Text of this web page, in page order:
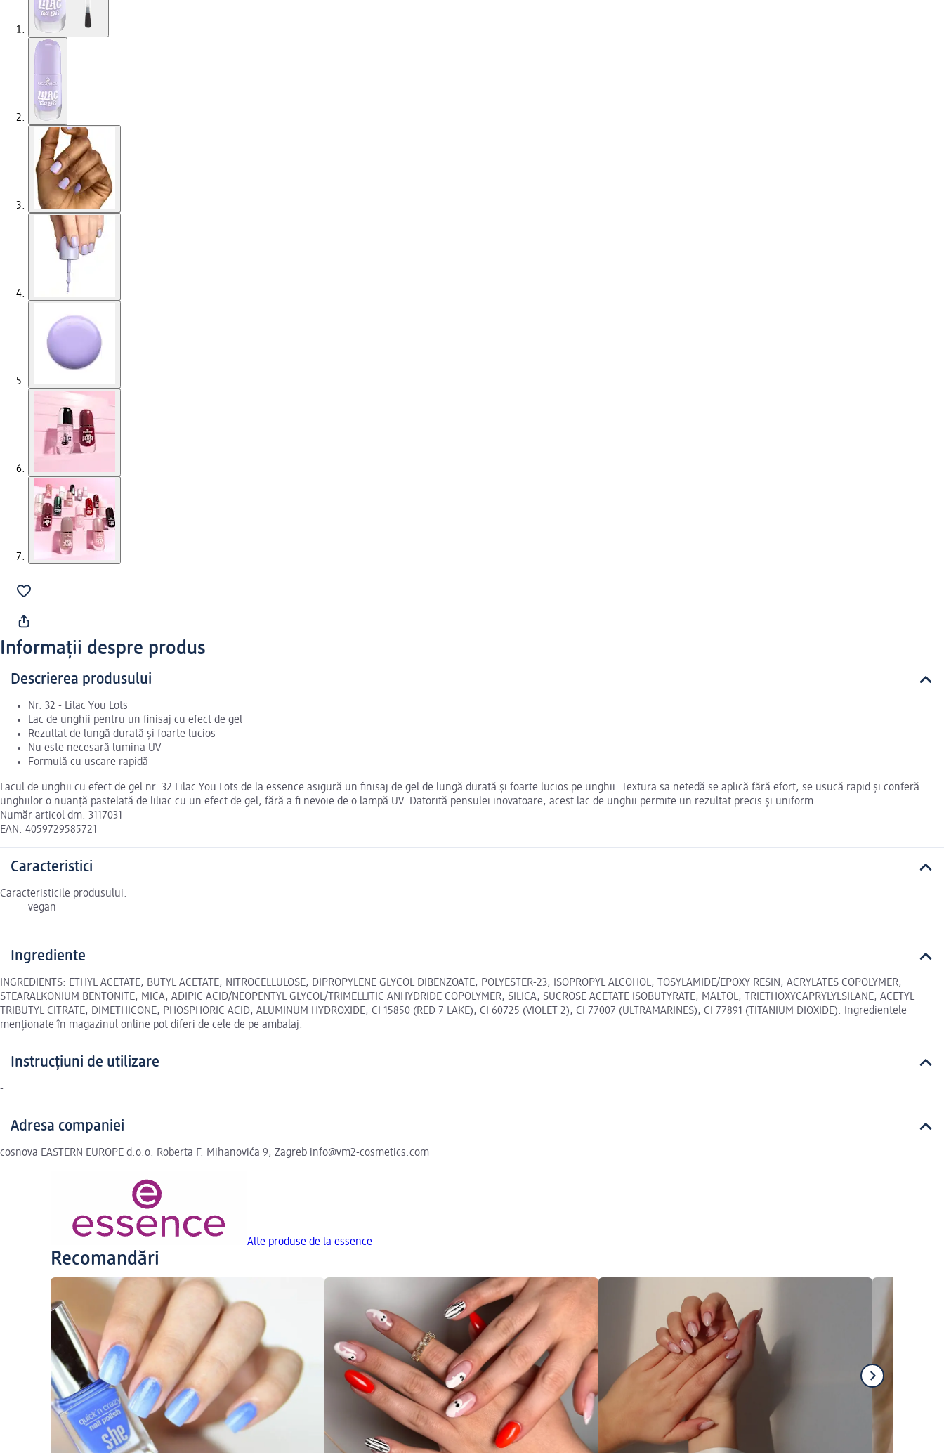
Informații despre produs
Descrierea produsului
Nr. 32 - Lilac You Lots
Lac de unghii pentru un finisaj cu efect de gel
Rezultat de lungă durată și foarte lucios
Nu este necesară lumina UV
Formulă cu uscare rapidă
Lacul de unghii cu efect de gel nr. 32 Lilac You Lots de la essence asigură un finisaj de gel de lungă durată și foarte lucios pe unghii. Textura sa netedă se aplică fără efort, se usucă rapid și conferă
unghiilor o nuanță pastelată de liliac cu un efect de gel, fără a fi nevoie de o lampă UV. Datorită pensulei inovatoare, acest lac de unghii permite un rezultat precis și uniform.
Număr articol dm: 3117031
EAN: 4059729585721
Caracteristici
Caracteristicile produsului:
vegan
Ingrediente
INGREDIENTS: ETHYL ACETATE, BUTYL ACETATE, NITROCELLULOSE, DIPROPYLENE GLYCOL DIBENZOATE, POLYESTER-23, ISOPROPYL ALCOHOL, TOSYLAMIDE/EPOXY RESIN, ACRYLATES COPOLYMER,
STEARALKONIUM BENTONITE, MICA, ADIPIC ACID/NEOPENTYL GLYCOL/TRIMELLITIC ANHYDRIDE COPOLYMER, SILICA, SUCROSE ACETATE ISOBUTYRATE, MALTOL, TRIETHOXYCAPRYLYLSILANE, ACETYL
TRIBUTYL CITRATE, DIMETHICONE, PHOSPHORIC ACID, ALUMINUM HYDROXIDE, CI 15850 (RED 7 LAKE), CI 60725 (VIOLET 2), CI 77007 (ULTRAMARINES), CI 77891 (TITANIUM DIOXIDE). Ingredientele
menționate în magazinul online pot diferi de cele de pe ambalaj.
Instrucțiuni de utilizare
-
Adresa companiei
cosnova EASTERN EUROPE d.o.o. Roberta F. Mihanovića 9, Zagreb info@vm2-cosmetics.com
Alte produse de la essence
Recomandări